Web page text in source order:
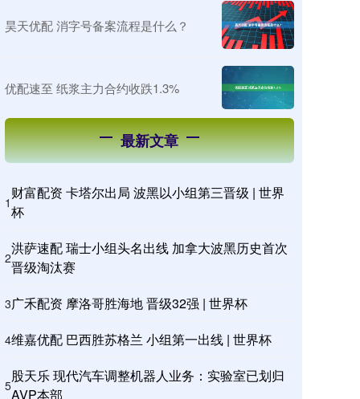
昊天优配 消字号备案流程是什么？
优配速至 纸浆主力合约收跌1.3%
最新文章
1
财富配资 卡塔尔出局 波黑以小组第三晋级 | 世界
杯
2
洪萨速配 瑞士小组头名出线 加拿大波黑历史首次
晋级淘汰赛
3广禾配资 摩洛哥胜海地 晋级32强 | 世界杯
4维嘉优配 巴西胜苏格兰 小组第一出线 | 世界杯
5
股天乐 现代汽车调整机器人业务：实验室已划归
AVP本部